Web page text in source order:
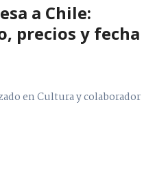
a Chile:
precios y fecha
en Cultura y colaborador